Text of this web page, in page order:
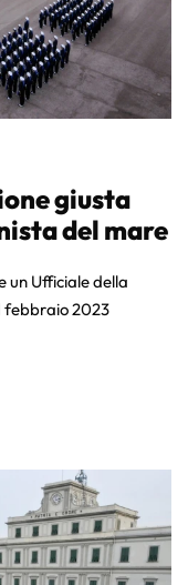
giusta
del mare
un Ufficiale della
febbraio 2023